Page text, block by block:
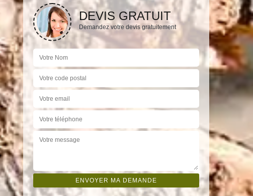
DEVIS GRATUIT
Demandez votre devis gratuitement